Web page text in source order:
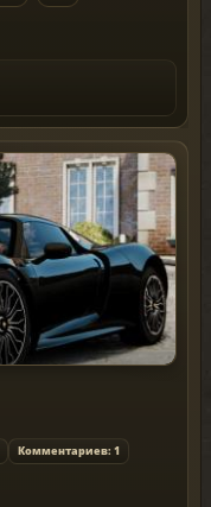
Комментариев: 1